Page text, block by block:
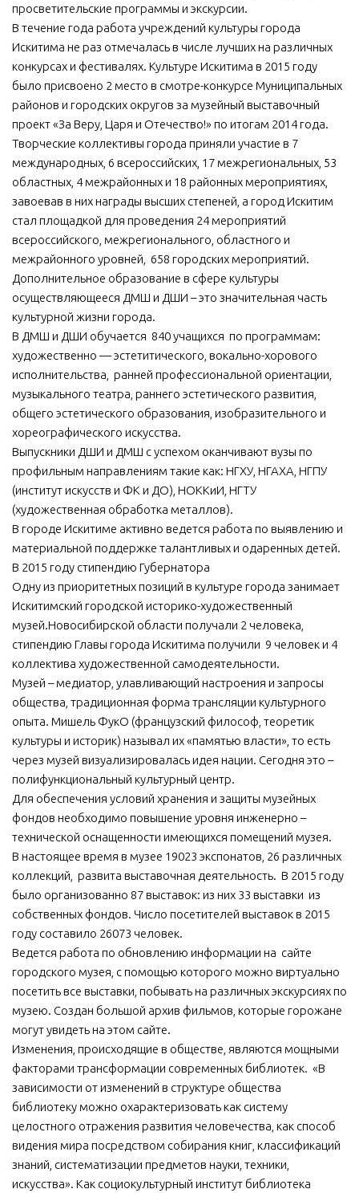
просветительские программы и экскурсии.
В течение года работа учреждений культуры города
Искитима не раз отмечалась в числе лучших на различных
конкурсах и фестивалях. Культуре Искитима в 2015 году
было присвоено 2 место в смотре-конкурсе Муниципальных
районов и городских округов за музейный выставочный
проект «За Веру, Царя и Отечество!» по итогам 2014 года.
Творческие коллективы города приняли участие в 7
международных, 6 всероссийских, 17 межрегиональных, 53
областных, 4 межрайонных и 18 районных мероприятиях,
завоевав в них награды высших степеней, а город Искитим
стал площадкой для проведения 24 мероприятий
всероссийского, межрегионального, областного и
межрайонного уровней, 658 городских мероприятий.
Дополнительное образование в сфере культуры
осуществляющееся ДМШ и ДШИ – это значительная часть
культурной жизни города.
В ДМШ и ДШИ обучается 840 учащихся по программам:
художественно — эстетитического, вокально-хорового
исполнительства, ранней профессиональной ориентации,
музыкального театра, раннего эстетического развития,
общего эстетического образования, изобразительного и
хореографического искусства.
Выпускники ДШИ и ДМШ с успехом оканчивают вузы по
профильным направлениям такие как: НГХУ, НГАХА, НГПУ
(институт искусств и ФК и ДО), НОККиИ, НГТУ
(художественная обработка металлов).
В городе Искитиме активно ведется работа по выявлению и
материальной поддержке талант­ливых и одаренных детей.
В 2015 году стипендию Губернатора
Одну из приоритетных позиций в культуре города занимает
Искитимский городской историко-художественный
музей.Новосибирской области получали 2 человека,
стипендию Главы города Искитима получили 9 человек и 4
коллектива художественной самодеятельности.
Музей – медиатор, улавливающий настроения и запросы
общества, традиционная форма трансляции культурного
опыта. Мишель ФукО (французский философ, теоретик
культуры и историк) называл их «памятью власти», то есть
через музей визуализировалась идея нации. Сегодня это –
полифункциональный культурный центр.
Для обеспечения условий хранения и защиты музейных
фондов необходимо повышение уровня инженерно –
технической оснащенности имеющихся помещений музея.
В настоящее время в музее 19023 экспонатов, 26 различных
коллекций, развита выставочная деятельность. В 2015 году
было организованно 87 выставок: из них 33 выставки из
собственных фондов. Число посетителей выставок в 2015
году составило 26073 человек.
Ведется работа по обновлению информации на сайте
городского музея, с помощью которого можно виртуально
посетить все выставки, побывать на различных экскурсиях по
музею. Создан большой архив фильмов, которые горожане
могут увидеть на этом сайте.
Изменения, происходящие в обществе, являются мощными
факторами трансформации современных библиотек. «В
зависимости от изменений в структуре общества
библиотеку можно охарактеризовать как систему
целостного отражения развития человечества, как способ
видения мира посредством собирания книг, классификаций
знаний, систематизации предметов науки, техники,
искусства». Как социокультурный институт библиотека